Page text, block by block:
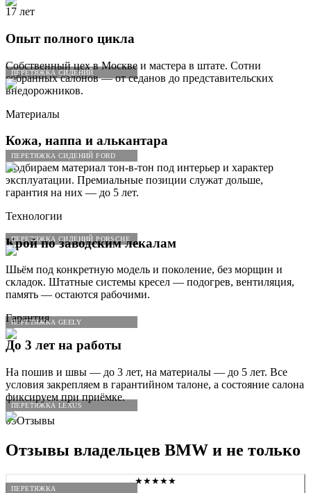
ПЕРЕТЯЖКА СИДЕНИЙ
ПЕРЕТЯЖКА СИДЕНИЙ FORD
ПЕРЕТЯЖКА СИДЕНИЙ PORSCHE
ПЕРЕТЯЖКА GEELY
ПЕРЕТЯЖКА LEXUS
ПЕРЕТЯЖКА
17 лет
Опыт полного цикла
Собственный цех в Москве и мастера в штате. Сотни
собранных салонов — от седанов до представительских
внедорожников.
Материалы
Кожа, наппа и алькантара
Подбираем материал тон-в-тон под интерьер и характер
эксплуатации. Премиальные позиции служат дольше,
гарантия на них — до 5 лет.
Технологии
Крой по заводским лекалам
Шьём под конкретную модель и поколение, без морщин и
складок. Штатные системы кресел — подогрев, вентиляция,
память — остаются рабочими.
Гарантия
До 3 лет на работы
На пошив и швы — до 3 лет, на материалы — до 5 лет. Все
условия закрепляем в гарантийном талоне, а состояние салона
фиксируем при приёмке.
05Отзывы
Отзывы владельцев BMW и не только
★★★★★